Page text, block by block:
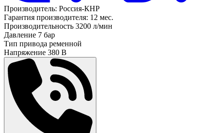
Производитель: Россия-КНР
Гарантия производителя: 12 мес.
Производительность 3200 л/мин
Давление 7 бар
Тип привода ременной
Напряжение 380 В